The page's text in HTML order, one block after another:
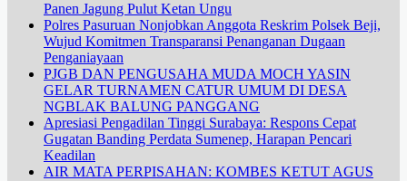
Panen Jagung Pulut Ketan Ungu
Polres Pasuruan Nonjobkan Anggota Reskrim Polsek Beji,
Wujud Komitmen Transparansi Penanganan Dugaan
Penganiayaan
PJGB DAN PENGUSAHA MUDA MOCH YASIN
GELAR TURNAMEN CATUR UMUM DI DESA
NGBLAK BALUNG PANGGANG
Apresiasi Pengadilan Tinggi Surabaya: Respons Cepat
Gugatan Banding Perdata Sumenep, Harapan Pencari
Keadilan
AIR MATA PERPISAHAN: KOMBES KETUT AGUS